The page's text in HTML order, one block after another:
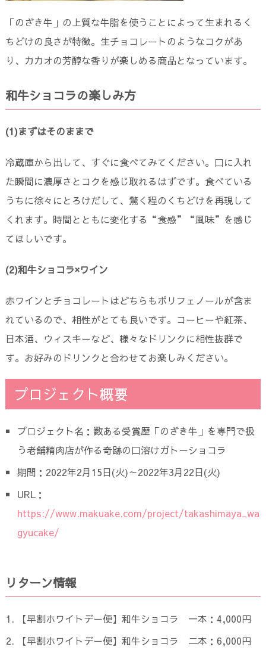
「のざき牛」の上質な牛脂を使うことによって生まれるく
ちどけの良さが特徴。生チョコレートのようなコクがあ
り、カカオの芳醇な香りが楽しめる商品となっています。
和牛ショコラの楽しみ方
(1)まずはそのままで
冷蔵庫から出して、すぐに食べてみてください。口に入れ
た瞬間に濃厚さとコクを感じ取れるはずです。食べている
うちに徐々にとろけだして、驚く程のくちどけを再現して
くれます。時間とともに変化する“食感”“風味”を感じ
てほしいです。
(2)和牛ショコラ×ワイン
赤ワインとチョコレートはどちらもポリフェノールが含ま
れているので、相性がとても良いです。コーヒーや紅茶、
日本酒、ウィスキーなど、様々なドリンクに相性抜群で
す。お好みのドリンクと合わせてお楽しみください。
プロジェクト概要
プロジェクト名：数ある受賞歴「のざき牛」を専門で扱
う老舗精肉店が作る奇跡の口溶けガトーショコラ
期間：2022年2月15日(火)～2022年3月22日(火)
URL：
https://www.makuake.com/project/takashimaya_wa
gyucake/
リターン情報
【早割ホワイトデー便】和牛ショコラ 一本：4,000円
【早割ホワイトデー便】和牛ショコラ 二本：6,000円